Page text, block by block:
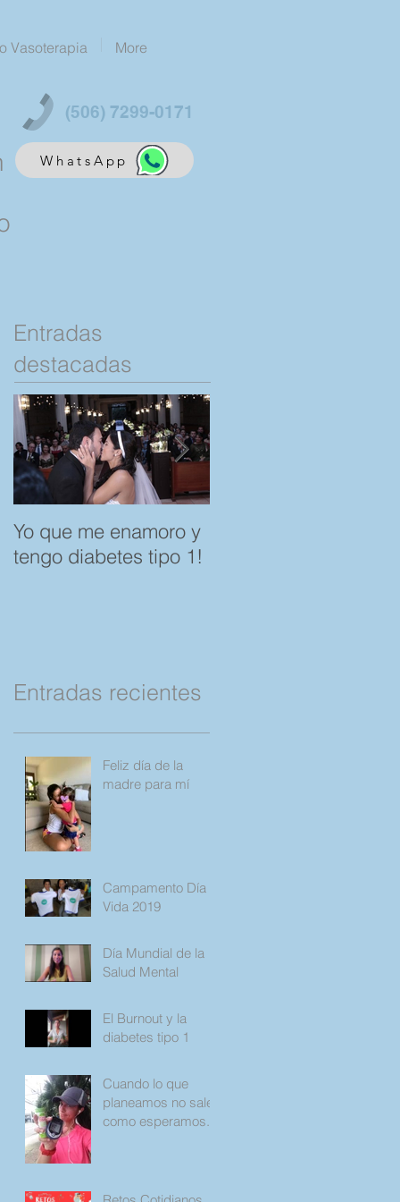
Vasoterapia More
(506) 7299-0171
WhatsApp
Entradas
destacadas
Yo que me enamoro y
tengo diabetes tipo 1!
Entradas recientes
Feliz día de la
madre para mí
Campamento Día
Vida 2019
Día Mundial de la
Salud Mental
El Burnout y la
diabetes tipo 1
Cuando lo que
planeamos no sale
como esperamos.